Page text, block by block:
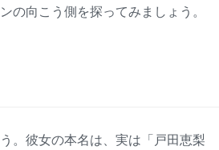
の向こう側を探ってみましょう。
。彼女の本名は、実は「戸田恵梨